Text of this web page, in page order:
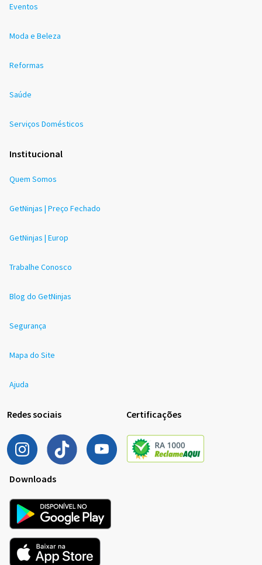
Eventos
Moda e Beleza
Reformas
Saúde
Serviços Domésticos
Institucional
Quem Somos
GetNinjas | Preço Fechado
GetNinjas | Europ
Trabalhe Conosco
Blog do GetNinjas
Segurança
Mapa do Site
Ajuda
Redes sociais Certificações
Downloads